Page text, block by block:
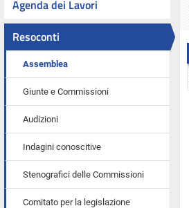
Agenda dei Lavori
Resoconti
Assemblea
Giunte e Commissioni
Audizioni
Indagini conoscitive
Stenografici delle Commissioni
Comitato per la legislazione